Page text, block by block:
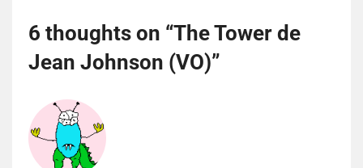
6 thoughts on “The Tower de
Jean Johnson (VO)”